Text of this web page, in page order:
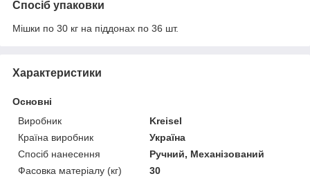
Спосіб упаковки
Мішки по 30 кг на піддонах по 36 шт.
Характеристики
Основні
Виробник
Kreisel
Країна виробник
Україна
Спосіб нанесення
Ручний, Механізований
Фасовка матеріалу (кг)
30